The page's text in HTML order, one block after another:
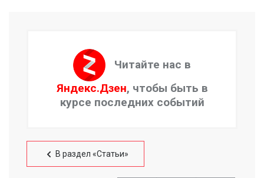
Читайте нас в
Яндекс.Дзен, чтобы быть в
курсе последних событий
В раздел «Статьи»